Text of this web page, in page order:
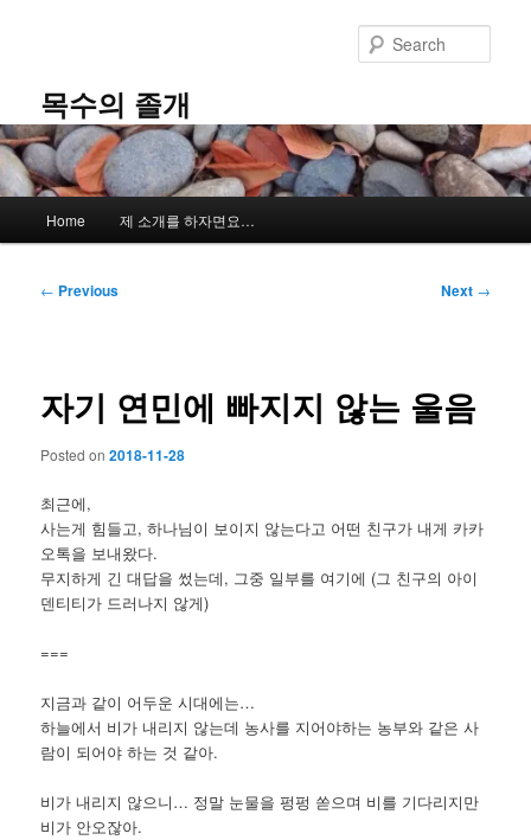
content목수의 졸개
Home 제 소개를 하자면요…
Post
← Previous Next →
자기 연민에 빠지지 않는 울음
Posted on2018-11-28
최근에,
사는게 힘들고, 하나님이 보이지 않는다고 어떤 친구가 내게 카카
오톡을 보내왔다.
무지하게 긴 대답을 썼는데, 그중 일부를 여기에 (그 친구의 아이
덴티티가 드러나지 않게)
===
지금과 같이 어두운 시대에는…
하늘에서 비가 내리지 않는데 농사를 지어야하는 농부와 같은 사
람이 되어야 하는 것 같아.
비가 내리지 않으니… 정말 눈물을 펑펑 쏟으며 비를 기다리지만
비가 안오잖아.